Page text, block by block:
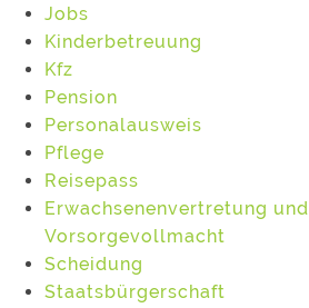
Jobs
Kinderbetreuung
Kfz
Pension
Personalausweis
Pflege
Reisepass
Erwachsenenvertretung und
Vorsorgevollmacht
Scheidung
Staatsbürgerschaft